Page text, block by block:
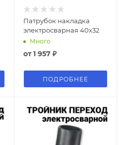
Патрубок накладка
электросварная 40х32
Много
от1 957 ₽
ПОДРОБНЕЕ